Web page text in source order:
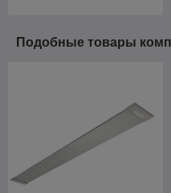
Подобные товары